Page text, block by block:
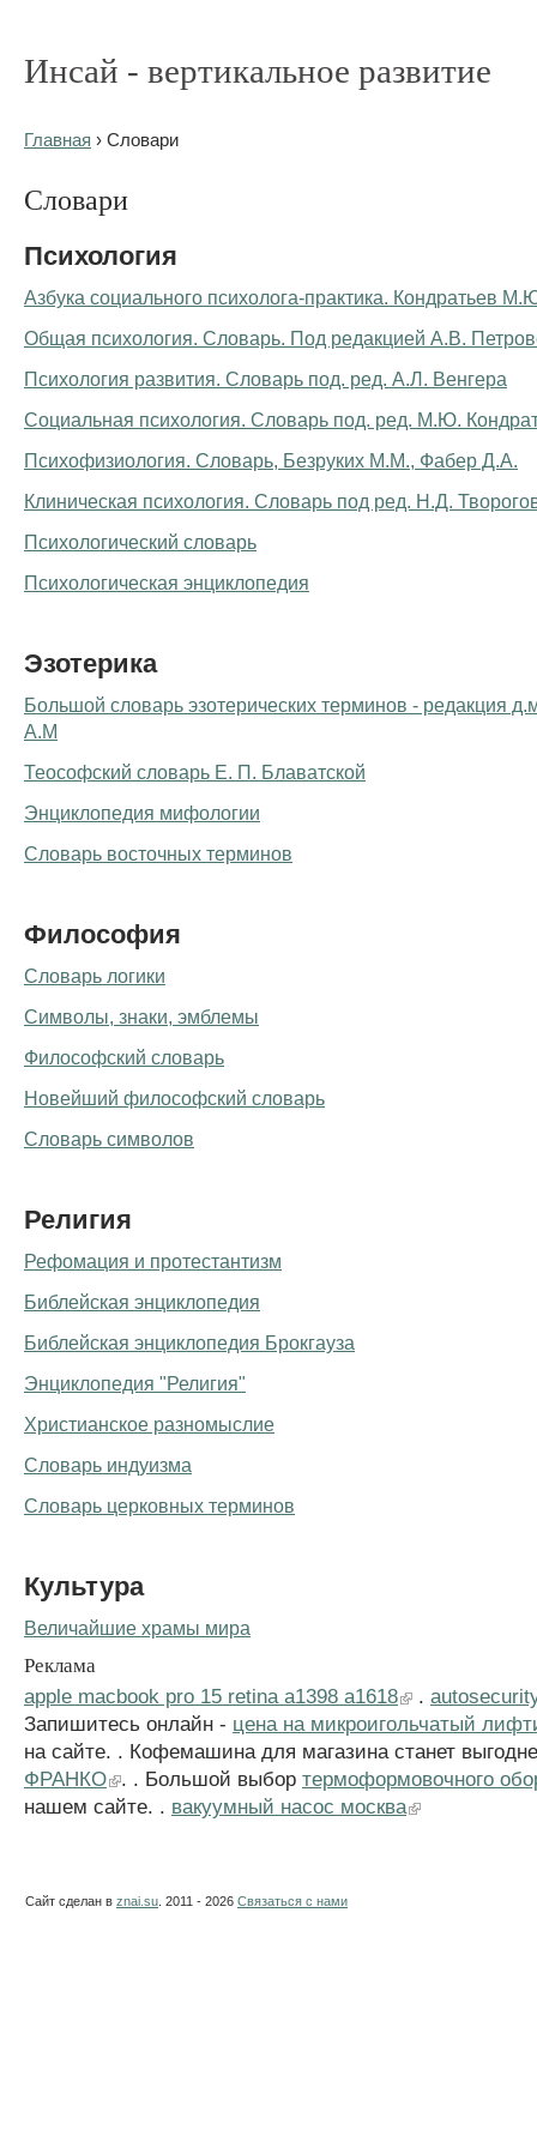
Инсай - вертикальное развитие
Главная › Словари
Словари
Психология
Азбука социального психолога-практика. Кондратьев
Общая психология. Словарь. Под редакцией А.В.
Психология развития. Словарь под. ред. А.Л. Венгера
Социальная психология. Словарь под. ред. М.Ю.
Психофизиология. Словарь, Безруких М.М., Фабер Д.А.
Клиническая психология. Словарь под ред. Н.Д.
Психологический словарь
Психологическая энциклопедия
Эзотерика
Большой словарь эзотерических терминов - редакция
А.М
Теософский словарь Е. П. Блаватской
Энциклопедия мифологии
Словарь восточных терминов
Философия
Словарь логики
Символы, знаки, эмблемы
Философский словарь
Новейший философский словарь
Словарь символов
Религия
Рефомация и протестантизм
Библейская энциклопедия
Библейская энциклопедия Брокгауза
Энциклопедия "Религия"
Христианское разномыслие
Словарь индуизма
Словарь церковных терминов
Культура
Величайшие храмы мира
Реклама
apple macbook pro 15 retina a1398 a1618
.
Запишитесь онлайн - цена на микроигольчатый
на сайте. . Кофемашина для магазина станет
ФРАНКО
. . Большой выбор термоформовочного
нашем сайте. . вакуумный насос москва
Сайт сделан в znai.su . 2011 - 2026 Связаться с нами